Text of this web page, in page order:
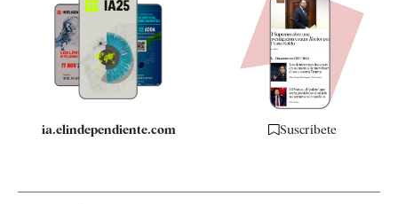
Quiénes somos
Especificaciones
ia.elindependiente.com Suscríbete